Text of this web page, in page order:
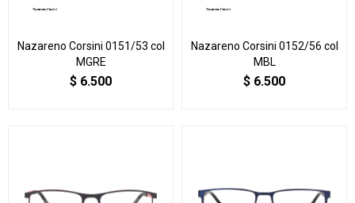
Nazareno Corsini 0151/53 col
MGRE
$ 6.500
Nazareno Corsini 0152/56 col
MBL
$ 6.500